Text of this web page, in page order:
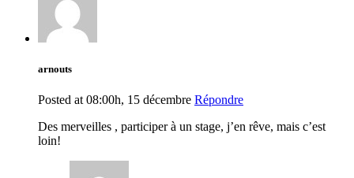
arnouts
Posted at 08:00h, 15 décembre Répondre
Des merveilles , participer à un stage, j’en rêve, mais c’est
loin!